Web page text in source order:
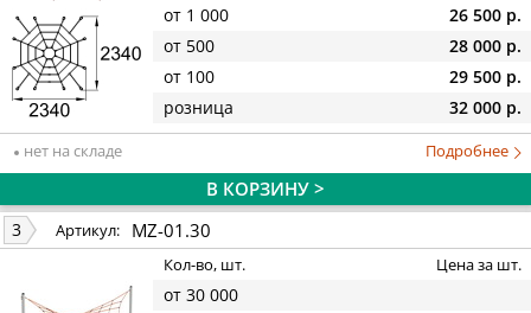
от 1 000
26 500 р.
от 500
28 000 р.
от 100
29 500 р.
розница
32 000 р.
нет на складе Подробнее
В КОРЗИНУ >
3 Артикул: MZ-01.30
Кол-во, шт. Цена за шт.
от 30 000